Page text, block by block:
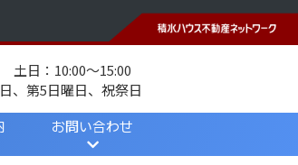
土日：10:00～15:00
、第5日曜日、祝祭日
お問い合わせ